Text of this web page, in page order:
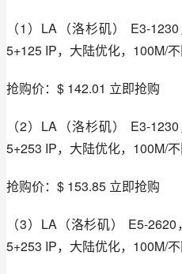
（1）LA（洛杉矶） E3-
5+125 IP，大陆优化，100M/不
抢购价：$ 142.01 立即抢购
（2）LA（洛杉矶） E3-
5+253 IP，大陆优化，100M/不
抢购价：$ 153.85 立即抢购
（3）LA（洛杉矶） E5-
5+253 IP，大陆优化，100M/不